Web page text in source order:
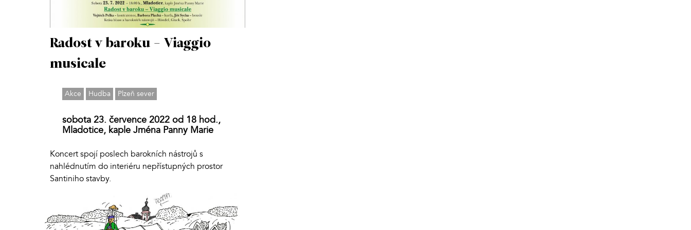
Radost v baroku - Viaggio
musicale
Akce Hudba Plzeň sever
sobota 23. července 2022 od 18 hod.,
Mladotice, kaple Jména Panny Marie
Koncert spojí poslech barokních nástrojů s
nahlédnutím do interiéru nepřístupných prostor
Santiniho stavby.